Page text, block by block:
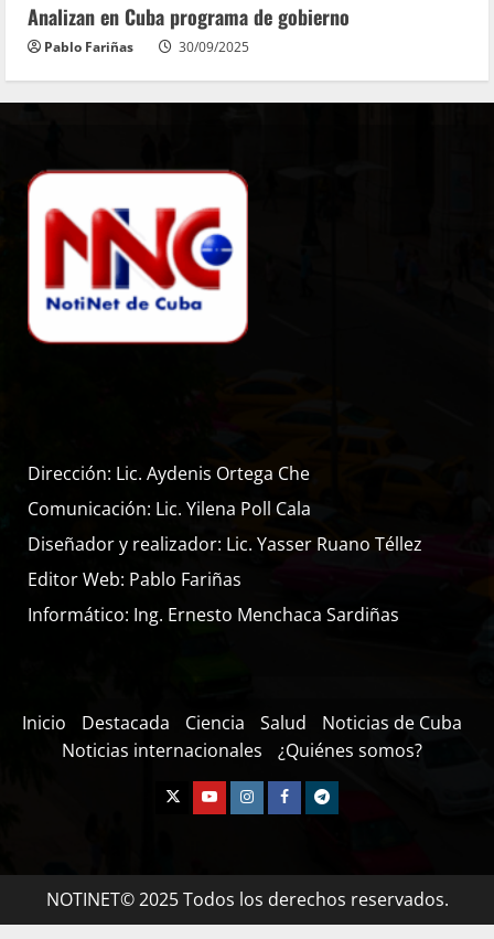
Analizan en Cuba programa de gobierno
Pablo Fariñas 30/09/2025
Dirección: Lic. Aydenis Ortega Che
Comunicación: Lic. Yilena Poll Cala
Diseñador y realizador: Lic. Yasser Ruano Téllez
Editor Web: Pablo Fariñas
Informático: Ing. Ernesto Menchaca Sardiñas
Inicio Destacada Ciencia Salud
Noticias de Cuba
Noticias internacionales
¿Quiénes somos?
NOTINET© 2025 Todos los derechos reservados.